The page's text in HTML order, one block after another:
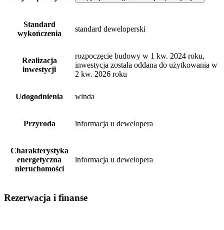
Standard
wykończenia
standard deweloperski
Realizacja
inwestycji
rozpoczęcie budowy w 1 kw. 2024 roku,
inwestycja została oddana do użytkowania w
2 kw. 2026 roku
Udogodnienia winda
Przyroda informacja u dewelopera
Charakterystyka
energetyczna
nieruchomości
informacja u dewelopera
Rezerwacja i finanse